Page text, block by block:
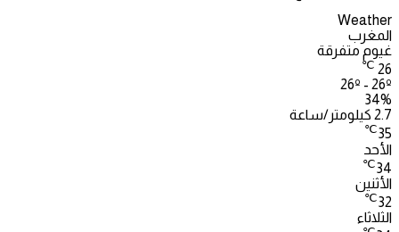
Weather
المغرب
غيوم متفرقة
26
℃
26º - 26º
34%
2.7 كيلومتر/ساعة
35
℃
الأحد
34
℃
الأثنين
32
℃
الثلاثاء